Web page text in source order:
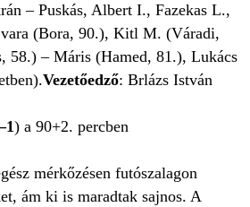
– Puskás, Albert I., Fazekas L.,
(Bora, 90.), Kitl M. (Váradi,
58.) – Máris (Hamed, 81.), Lukács
Vezetőedző: Brlázs István
) a 90+2. percben
mérkőzésen futószalagon
ám ki is maradtak sajnos. A